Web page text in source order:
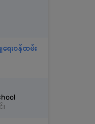
ေးဝန်ထမ်း